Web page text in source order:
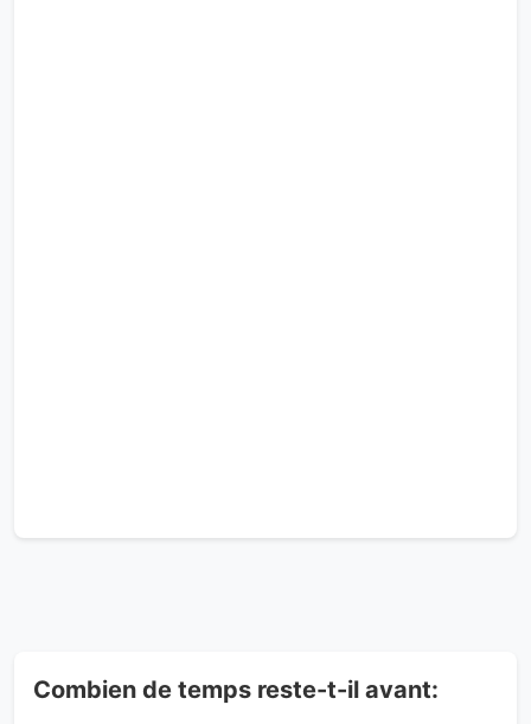
Combien de temps reste-t-il avant: